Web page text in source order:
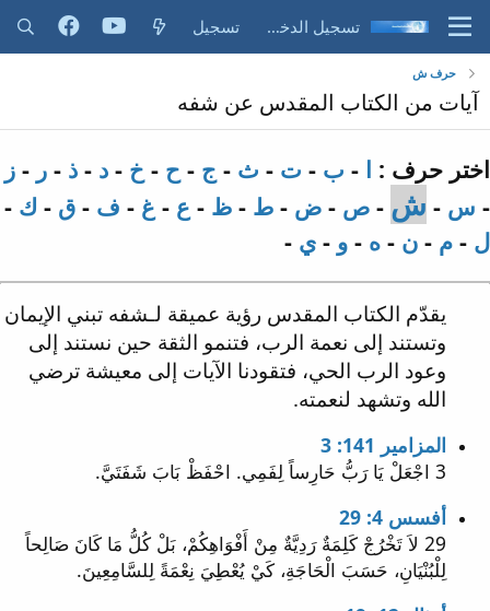
تسجيل الدخول تسجيل
حرف ش
آيات من الكتاب المقدس عن شفه
اختر حرف : ا - ب - ت - ث - ج - ح - خ - د - ذ - ر - ز
- س - ش - ص - ض - ط - ظ - ع - غ - ف - ق - ك -
ل - م - ن - ه - و - ي -
يقدّم الكتاب المقدس رؤية عميقة لـشفه تبني الإيمان
وتستند إلى نعمة الرب، فتنمو الثقة حين نستند إلى
وعود الرب الحي، فتقودنا الآيات إلى معيشة ترضي
الله وتشهد لنعمته.
المزامير 141: 3
3 اجْعَلْ يَا رَبُّ حَارِساً لِفَمِي. احْفَظْ بَابَ شَفَتَيَّ.
أفسس 4: 29
29 لاَ تَخْرُجْ كَلِمَةٌ رَدِيَّةٌ مِنْ أَفْوَاهِكُمْ، بَلْ كُلُّ مَا كَانَ صَالِحاً
لِلْبُنْيَانِ، حَسَبَ الْحَاجَةِ، كَيْ يُعْطِيَ نِعْمَةً لِلسَّامِعِينَ.